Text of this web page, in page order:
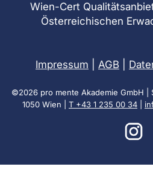
Wien-Cert
Österreichischen
Impressum AGB
©2026 pro mente Akademie GmbH |
1050 Wien | T +43 1 235 00 34